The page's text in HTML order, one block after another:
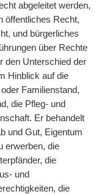
abgeleitet werden,
öffentliches Recht,
und bürgerliches
über Rechte
den Unterschied der
Hinblick auf die
Familienstand,
die Pfleg- und
Er behandelt
und Gut, Eigentum
erwerben, die
die
und
die